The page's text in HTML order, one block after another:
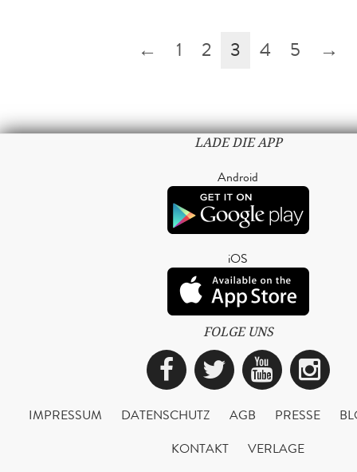
← 1 2 3 4 5 →
LADE DIE APP
Android
iOS
FOLGE UNS
Facebook
Twitter
IMPRESSUM DATENSCHUTZ AGB PRESSE
KONTAKT
VERLAGE